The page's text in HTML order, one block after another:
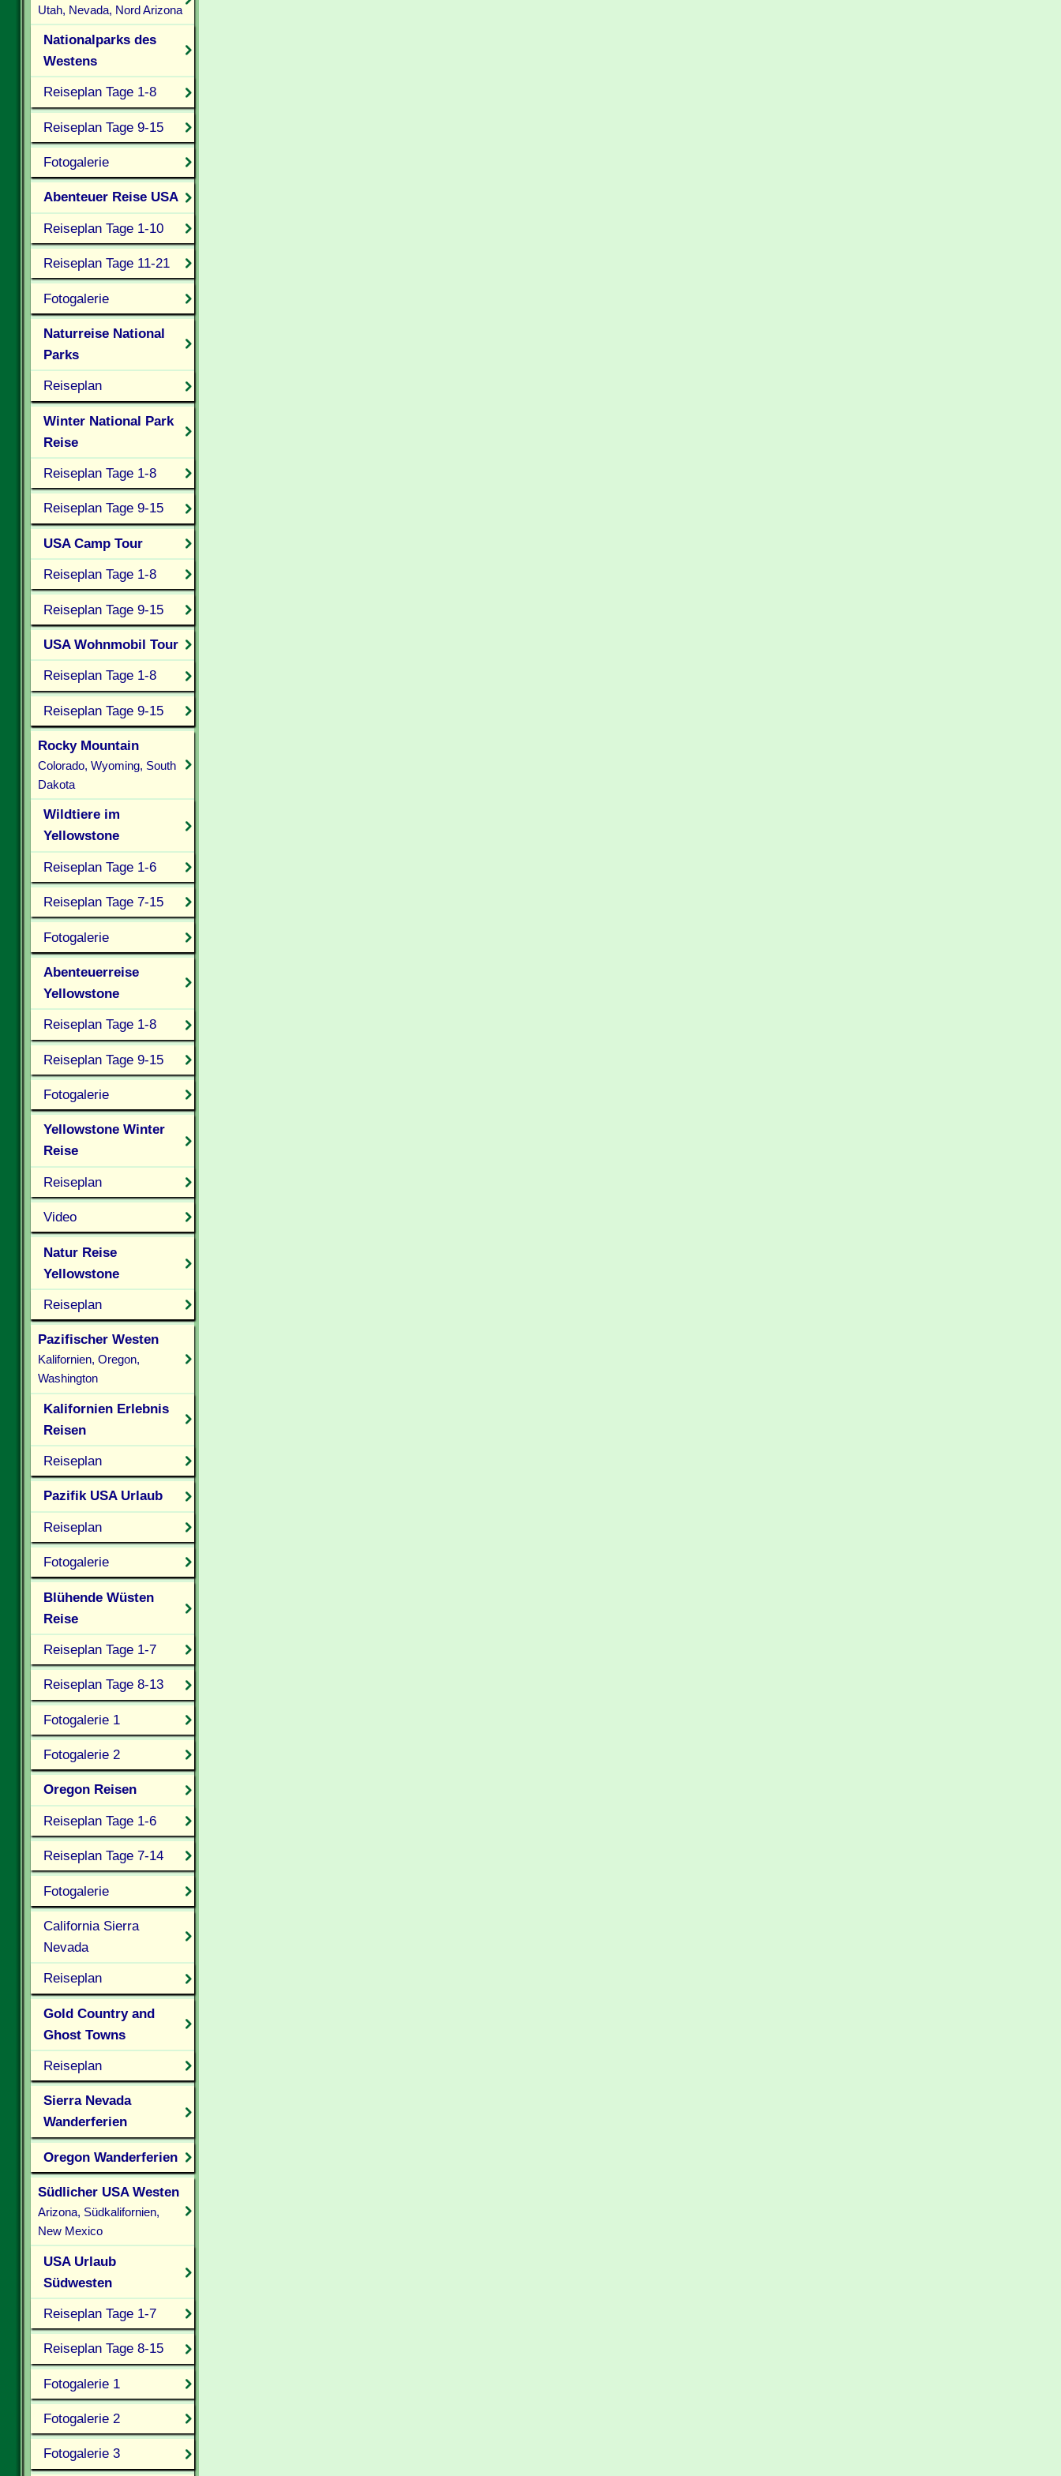
Utah, Nevada, Nord Arizona
Nationalparks des
Westens
Reiseplan Tage 1-8
Reiseplan Tage 9-15
Fotogalerie
Abenteuer Reise USA
Reiseplan Tage 1-10
Reiseplan Tage 11-21
Fotogalerie
Naturreise National
Parks
Reiseplan
Winter National Park
Reise
Reiseplan Tage 1-8
Reiseplan Tage 9-15
USA Camp Tour
Reiseplan Tage 1-8
Reiseplan Tage 9-15
USA Wohnmobil Tour
Reiseplan Tage 1-8
Reiseplan Tage 9-15
Rocky Mountain
Colorado, Wyoming, South
Dakota
Wildtiere im
Yellowstone
Reiseplan Tage 1-6
Reiseplan Tage 7-15
Fotogalerie
Abenteuerreise
Yellowstone
Reiseplan Tage 1-8
Reiseplan Tage 9-15
Fotogalerie
Yellowstone Winter
Reise
Reiseplan
Video
Natur Reise
Yellowstone
Reiseplan
Pazifischer Westen
Kalifornien, Oregon,
Washington
Kalifornien Erlebnis
Reisen
Reiseplan
Pazifik USA Urlaub
Reiseplan
Fotogalerie
Blühende Wüsten
Reise
Reiseplan Tage 1-7
Reiseplan Tage 8-13
Fotogalerie 1
Fotogalerie 2
Oregon Reisen
Reiseplan Tage 1-6
Reiseplan Tage 7-14
Fotogalerie
California Sierra
Nevada
Reiseplan
Gold Country and
Ghost Towns
Reiseplan
Sierra Nevada
Wanderferien
Oregon Wanderferien
Südlicher USA Westen
Arizona, Südkalifornien,
New Mexico
USA Urlaub
Südwesten
Reiseplan Tage 1-7
Reiseplan Tage 8-15
Fotogalerie 1
Fotogalerie 2
Fotogalerie 3